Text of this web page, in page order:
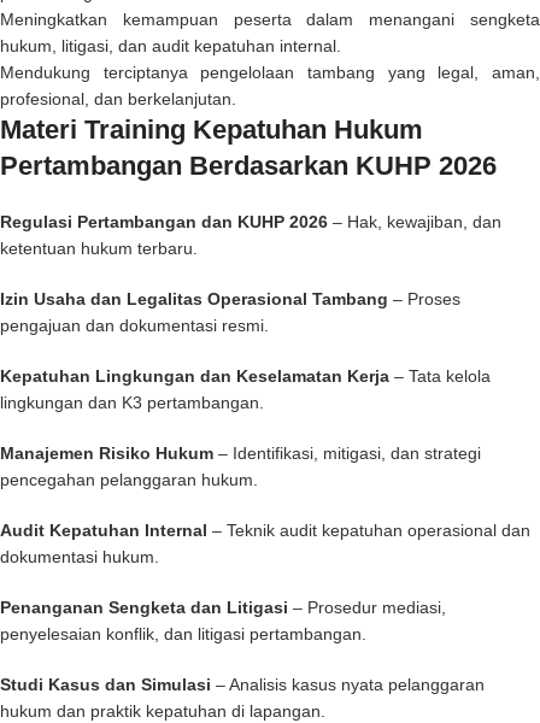
Meningkatkan kemampuan peserta dalam menangani sengketa
hukum, litigasi, dan audit kepatuhan internal.
Mendukung terciptanya pengelolaan tambang yang legal, aman,
profesional, dan berkelanjutan.
Materi Training Kepatuhan Hukum
Pertambangan Berdasarkan KUHP 2026
Regulasi Pertambangan dan KUHP 2026 – Hak, kewajiban, dan
ketentuan hukum terbaru.
Izin Usaha dan Legalitas Operasional Tambang – Proses
pengajuan dan dokumentasi resmi.
Kepatuhan Lingkungan dan Keselamatan Kerja – Tata kelola
lingkungan dan K3 pertambangan.
Manajemen Risiko Hukum – Identifikasi, mitigasi, dan strategi
pencegahan pelanggaran hukum.
Audit Kepatuhan Internal – Teknik audit kepatuhan operasional dan
dokumentasi hukum.
Penanganan Sengketa dan Litigasi – Prosedur mediasi,
penyelesaian konflik, dan litigasi pertambangan.
Studi Kasus dan Simulasi – Analisis kasus nyata pelanggaran
hukum dan praktik kepatuhan di lapangan.